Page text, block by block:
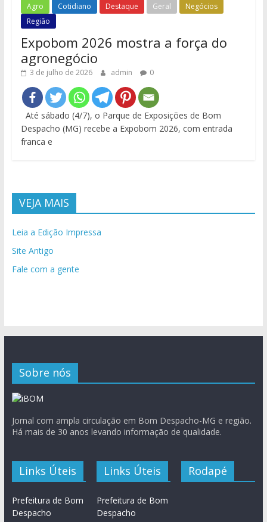
Agro Cotidiano Destaque Geral
Negócios
Região
Expobom 2026 mostra a força do
agronegócio
3 de julho de 2026 admin 0
Até sábado (4/7), o Parque de Exposições de Bom
Despacho (MG) recebe a Expobom 2026, com entrada
franca e
VEJA MAIS
Leia a Edição Impressa
Site Antigo
Fale com a gente
Sobre nós
Jornal com ampla circulação em Bom Despacho-MG e região.
Há mais de 30 anos levando informação de qualidade.
Links Úteis
Prefeitura de Bom
Despacho
Links Úteis
Prefeitura de Bom
Despacho
Rodapé